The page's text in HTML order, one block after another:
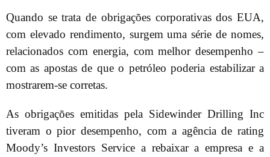
Quando se trata de obrigações corporativas dos EUA,
com elevado rendimento, surgem uma série de nomes,
relacionados com energia, com melhor desempenho –
com as apostas de que o petróleo poderia estabilizar a
mostrarem-se corretas.
As obrigações emitidas pela Sidewinder Drilling Inc
tiveram o pior desempenho, com a agência de rating
Moody’s Investors Service a rebaixar a empresa e a